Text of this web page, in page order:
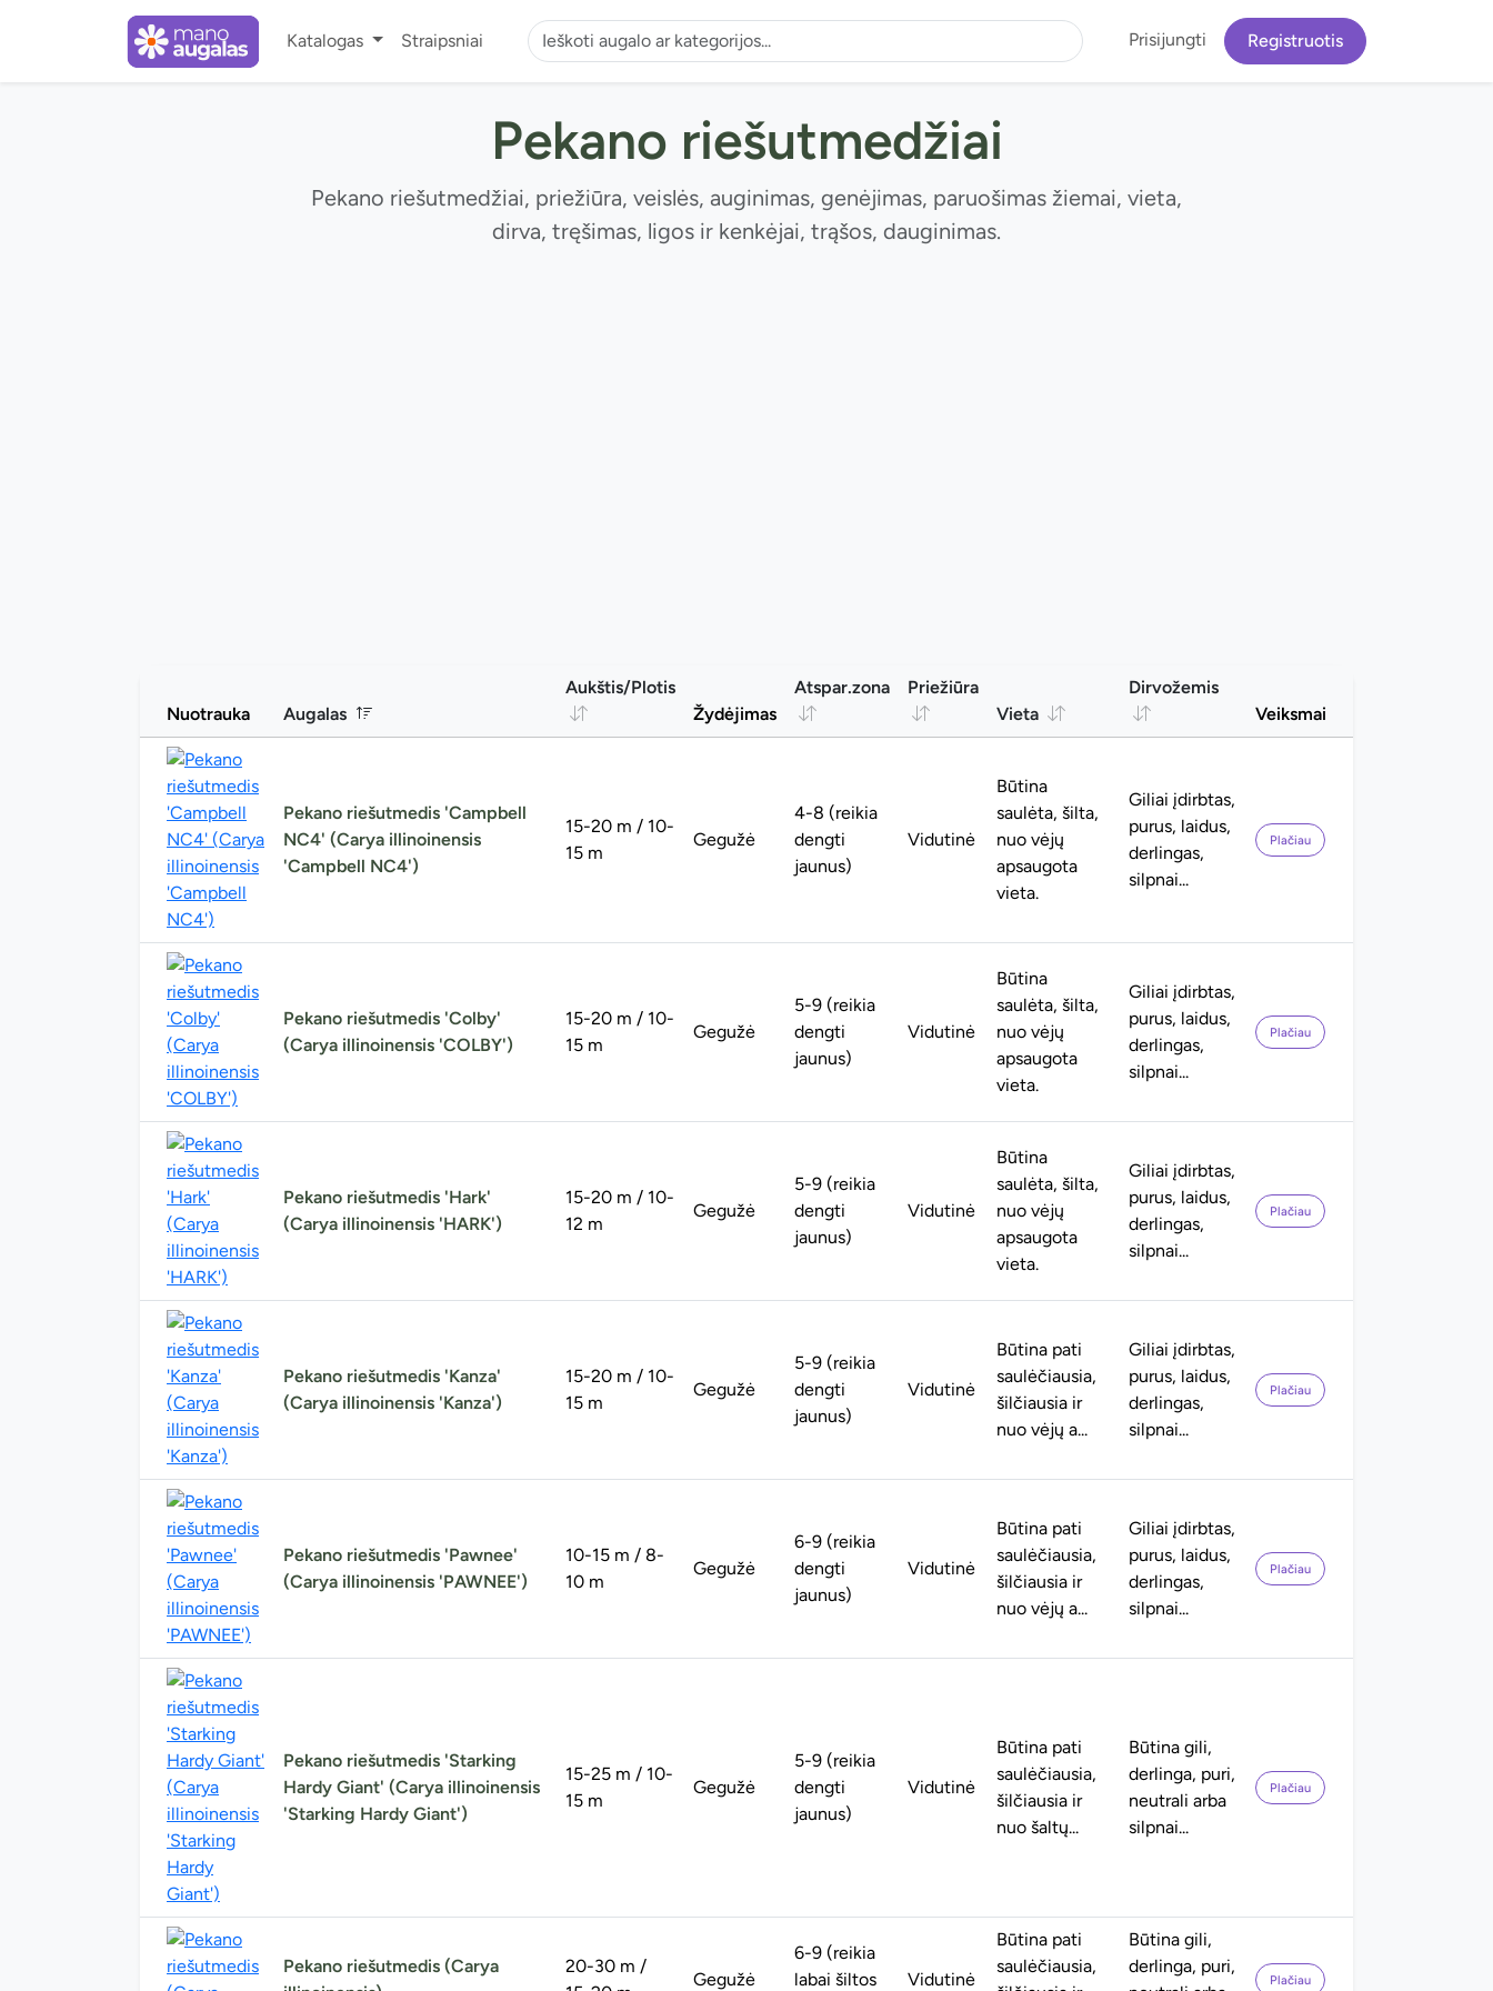
Katalogas Straipsniai Prisijungti Registruotis
Pekano riešutmedžiai
Pekano riešutmedžiai, priežiūra, veislės, auginimas, genėjimas, paruošimas žiemai, vieta,
dirva, tręšimas, ligos ir kenkėjai, trąšos, dauginimas.
Nuotrauka Augalas
Aukštis/Plotis
Žydėjimas
Atspar.zona
Priežiūra
Vieta
Dirvožemis
Veiksmai
Pekano riešutmedis 'Campbell
NC4' (Carya illinoinensis
'Campbell NC4')
15-20 m / 10-
15 m
Gegužė
4-8 (reikia
dengti
jaunus)
Vidutinė
Būtina
saulėta, šilta,
nuo vėjų
apsaugota
vieta.
Giliai įdirbtas,
purus, laidus,
derlingas,
silpnai...
Plačiau
Pekano riešutmedis 'Colby'
(Carya illinoinensis 'COLBY')
15-20 m / 10-
15 m
Gegužė
5-9 (reikia
dengti
jaunus)
Vidutinė
Būtina
saulėta, šilta,
nuo vėjų
apsaugota
vieta.
Giliai įdirbtas,
purus, laidus,
derlingas,
silpnai...
Plačiau
Pekano riešutmedis 'Hark'
(Carya illinoinensis 'HARK')
15-20 m / 10-
12 m
Gegužė
5-9 (reikia
dengti
jaunus)
Vidutinė
Būtina
saulėta, šilta,
nuo vėjų
apsaugota
vieta.
Giliai įdirbtas,
purus, laidus,
derlingas,
silpnai...
Plačiau
Pekano riešutmedis 'Kanza'
(Carya illinoinensis 'Kanza')
15-20 m / 10-
15 m
Gegužė
5-9 (reikia
dengti
jaunus)
Vidutinė
Būtina pati
saulėčiausia,
šilčiausia ir
nuo vėjų a...
Giliai įdirbtas,
purus, laidus,
derlingas,
silpnai...
Plačiau
Pekano riešutmedis 'Pawnee'
(Carya illinoinensis 'PAWNEE')
10-15 m / 8-
10 m
Gegužė
6-9 (reikia
dengti
jaunus)
Vidutinė
Būtina pati
saulėčiausia,
šilčiausia ir
nuo vėjų a...
Giliai įdirbtas,
purus, laidus,
derlingas,
silpnai...
Plačiau
Pekano riešutmedis 'Starking
Hardy Giant' (Carya illinoinensis
'Starking Hardy Giant')
15-25 m / 10-
15 m
Gegužė
5-9 (reikia
dengti
jaunus)
Vidutinė
Būtina pati
saulėčiausia,
šilčiausia ir
nuo šaltų...
Būtina gili,
derlinga, puri,
neutrali arba
silpnai...
Plačiau
Pekano riešutmedis (Carya
20-30 m /
Gegužė
6-9 (reikia
labai šiltos
Vidutinė
Būtina pati
saulėčiausia,
Būtina gili,
derlinga, puri,
Plačiau